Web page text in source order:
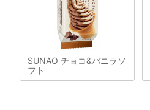
SUNAO チョコ&バニラソ
フト